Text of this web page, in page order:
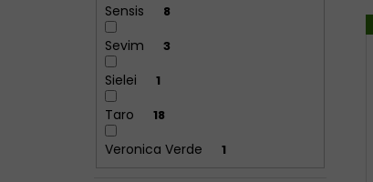
Sensis 8
Sevim 3
Sielei 1
Taro 18
Veronica Verde 1